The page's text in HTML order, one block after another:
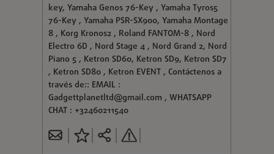
key, Yamaha Genos 76-Key , Yamaha Tyros5
76-Key , Yamaha PSR-SX900, Yamaha Montage
8 , Korg Kronos2 , Roland FANTOM-8 , Nord
Electro 6D , Nord Stage 4 , Nord Grand 2, Nord
Piano 5 , Ketron SD60, Ketron SD9, Ketron SD7
, Ketron SD80 , Ketron EVENT , Contáctenos a
través de:: EMAIL :
Gadgettplanetltd@gmail.com , WHATSAPP
CHAT : +32460211540